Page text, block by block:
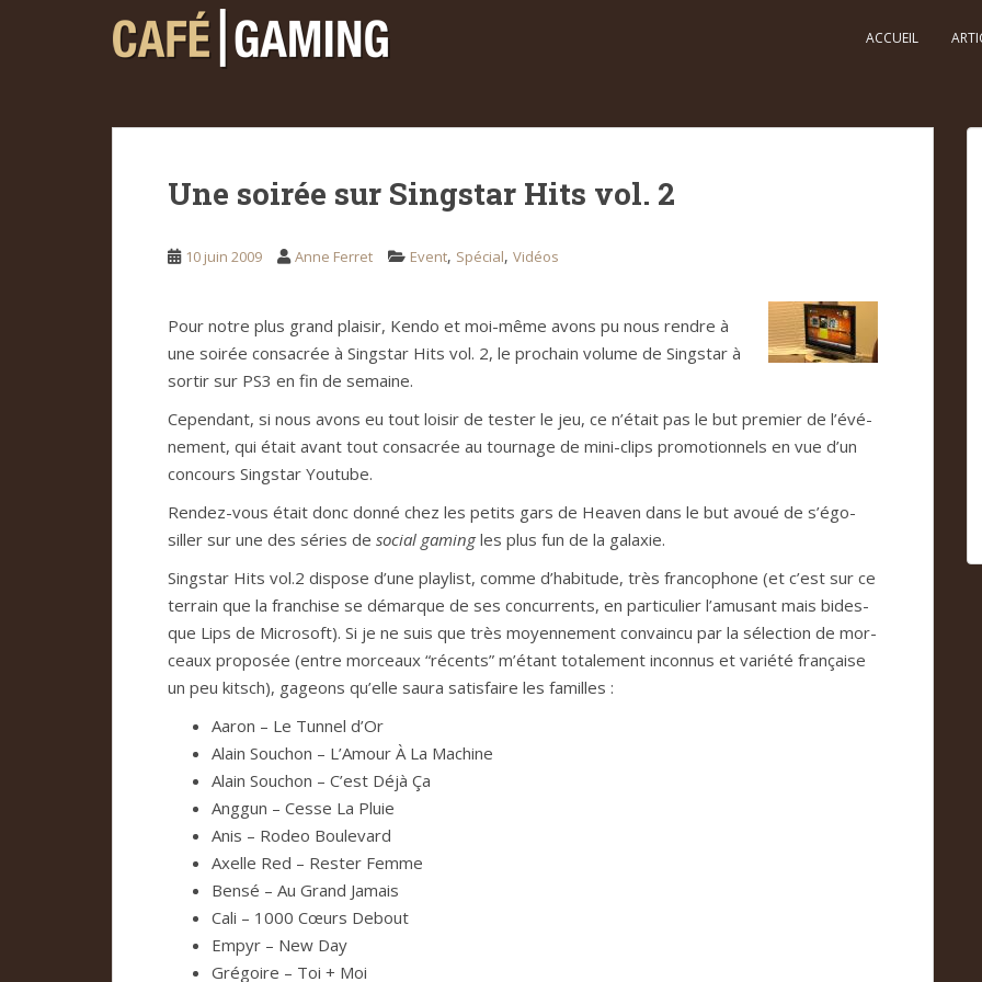
ACCUEIL
Une soirée sur Singstar Hits vol. 2
10 juin 2009 Anne Ferret Event, Spécial, Vidéos
Pour notre plus grand plai­sir, Kendo et moi-même avons pu nous ren­dre à
une soi­rée con­sa­crée à Sing­star Hits vol. 2, le pro­chain volume de Sing­star à
sor­tir sur PS3 en fin de semaine.
Cepen­dant, si nous avons eu tout loi­sir de tes­ter le jeu, ce n’était pas le but pre­mier de l’évé­
ne­ment, qui était avant tout con­sa­crée au tour­nage de mini-clips pro­mo­tion­nels en vue d’un
con­cours Sing­star You­tube.
Ren­dez-vous était donc donné chez les petits gars de Hea­ven dans le but avoué de s’égo­
siller sur une des séries de social gamingles plus fun de la galaxie.
Sing­star Hits vol.2 dis­pose d’une play­list, comme d’habi­tude, très fran­co­phone (et c’est sur ce
ter­rain que la fran­chise se démar­que de ses con­cur­rents, en par­ti­cu­lier l’amu­sant mais bides­
que Lips de Micro­soft). Si je ne suis que très moyen­ne­ment con­vaincu par la sélec­tion de mor­
ceaux pro­po­sée (entre mor­ceaux “récents” m’étant tota­le­ment incon­nus et variété fran­çaise
un peu kit­sch), gageons qu’elle saura satis­faire les famil­les :
Aaron – Le Tun­nel d’Or
Alain Sou­chon – L’Amour À La Machine
Alain Sou­chon – C’est Déjà Ça
Ang­gun – Cesse La Pluie
Anis – Rodeo Bou­le­vard
Axelle Red – Res­ter Femme
Bensé – Au Grand Jamais
Cali – 1000 Cœurs Debout
Empyr – New Day
Gré­goire – Toi + Moi